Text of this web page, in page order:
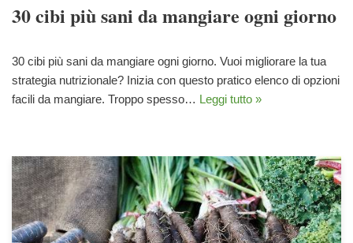
30 cibi più sani da mangiare ogni giorno
30 cibi più sani da mangiare ogni giorno. Vuoi migliorare la tua
strategia nutrizionale? Inizia con questo pratico elenco di opzioni
facili da mangiare. Troppo spesso… Leggi tutto »